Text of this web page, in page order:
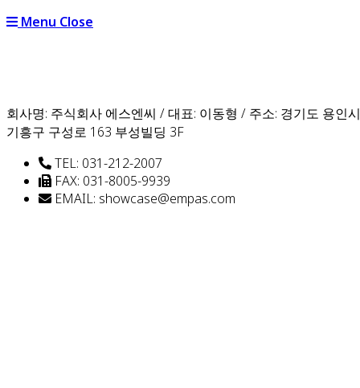
Menu Close
회사명: 주식회사 에스엔씨 / 대표: 이동형 / 주소: 경기도 용인시
기흥구 구성로 163 부성빌딩 3F
TEL: 031-212-2007
FAX: 031-8005-9939
EMAIL: showcase@empas.com